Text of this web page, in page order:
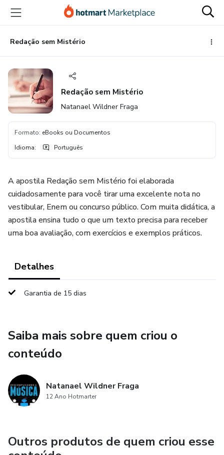
para
conteúdo
principal
para
pagamento
para
rodapéRedação sem Mistério
Redação sem Mistério
Natanael Wildner Fraga
Formato: eBooks ou Documentos
Idioma: Português
A apostila Redação sem Mistério foi elaborada
cuidadosamente para você tirar uma excelente nota no
vestibular, Enem ou concurso público. Com muita didática, a
apostila ensina tudo o que um texto precisa para receber
uma boa avaliação, com exercícios e exemplos práticos.
Detalhes
Garantia de 15 dias
Saiba mais sobre quem criou o
conteúdo
Natanael Wildner Fraga
12 Ano Hotmarter
Outros produtos de quem criou esse